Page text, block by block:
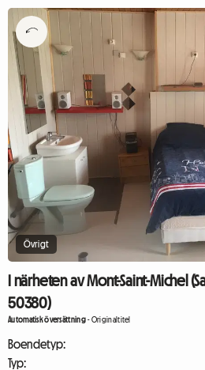
Övrigt
I närheten av Mont-Saint-Michel
50380)
Automatisk översättning-Originaltitel
Boendetyp:
Typ: